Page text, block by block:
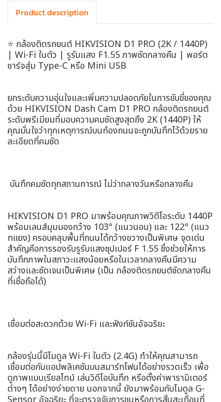
Product description
⭐ กล้องติดรถยนต์ HIKVISION D1 PRO (2K / 1440P)
| Wi-Fi ในตัว | รูรับแสง F1.55 ภาพชัดกลางคืน | พอร์ต
ชาร์จสุ่ม Type-C หรือ Mini USB
ยกระดับความอุ่นใจและเพิ่มความปลอดภัยในการขับขี่ของคุณ
ด้วย HIKVISION Dash Cam D1 PRO กล้องติดรถยนต์
ระดับพรีเมียมที่มอบความคมชัดสูงสุดถึง 2K (1440P) ให้
คุณมั่นใจว่าทุกเหตุการณ์บนท้องถนนจะถูกบันทึกไว้ด้วยราย
ละเอียดที่คมชัด
️ บันทึกคมชัดทุกสถานการณ์ ไม่ว่ากลางวันหรือกลางคืน
HIKVISION D1 PRO มาพร้อมคุณภาพวิดีโอระดับ 1440P
พร้อมเลนส์มุมมองกว้าง 103° (แนวนอน) และ 122° (แนว
ทแยง) ครอบคลุมพื้นที่ถนนได้กว้างขวางเป็นพิเศษ จุดเด่น
สำคัญคือการรองรับรูรับแสงซุปเปอร์ F 1.55 ซึ่งช่วยให้การ
บันทึกภาพในสภาวะแสงน้อยหรือในเวลากลางคืนมีความ
สว่างและชัดเจนเป็นพิเศษ (เป็น กล้องติดรถยนต์ชัดกลางคืน
ที่เชื่อถือได้)
เชื่อมต่อสะดวกด้วย Wi-Fi และฟังก์ชันอัจฉริยะ
กล้องรุ่นนี้มีโมดูล Wi-Fi ในตัว (2.4G) ทำให้คุณสามารถ
เชื่อมต่อกับแอปพลิเคชันบนสมาร์ทโฟนได้อย่างรวดเร็ว เพื่อ
ดูภาพแบบเรียลไทม์ เล่นวิดีโอบันทึก หรือตั้งค่าพารามิเตอร์
ต่างๆ ได้อย่างง่ายดาย นอกจากนี้ ยังมาพร้อมกับโมดูล G-